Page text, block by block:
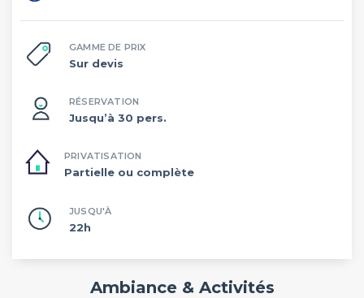
GAMME DE PRIX
Sur devis
RÉSERVATION
Jusqu’à 30 pers.
PRIVATISATION
Partielle ou complète
JUSQU'À
22h
Ambiance & Activités